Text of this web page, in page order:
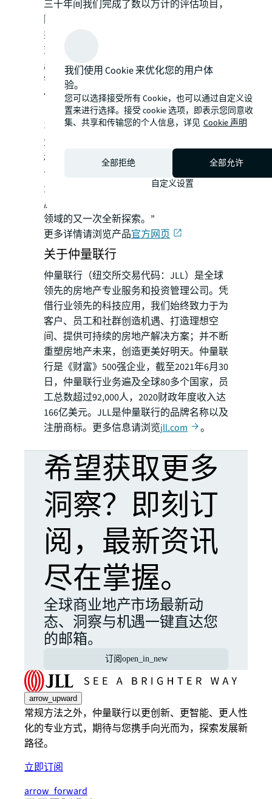
三十年间我们完成了数以万计的评估项目，
因此“臻量”开发团队对中国的房地产各资产
类型及市场趋势有了全景式宏观概览和立体
式的深度透视。我们致力于将研究结果真正
应用至业务决策，助力行业参与者实现资产
智慧管理。”
仲量联行大中华区首席执行官李倩玲表示
：“在房地产科技创新方面，仲量联行始终
引领行业数据产品新标杆，从为客户提供一
站式全方位办公楼租赁专业服务的“地产搭
档”，到近期刚发布的全国首个覆盖超过200
个城市办公楼市场信息的“睿见数据”；“臻
量”SaaS平台的面世，不仅丰富了仲量联行
房地产科技产品组合，也是公司在数据洞察
领域的又一次全新探索。”
更多详情请浏览产品官方网页
关于仲量联行
仲量联行（纽交所交易代码：JLL）是全球
领先的房地产专业服务和投资管理公司。凭
借行业领先的科技应用，我们始终致力于为
客户、员工和社群创造机遇、打造理想空
间、提供可持续的房地产解决方案；并不断
重塑房地产未来，创造更美好明天。仲量联
行是《财富》500强企业，截至2021年6月30
日，仲量联行业务遍及全球80多个国家，员
工总数超过92,000人，2020财政年度收入达
166亿美元。JLL是仲量联行的品牌名称以及
注册商标。更多信息请浏览jll.com 。
希望获取更多
洞察？即刻订
阅，最新资讯
尽在掌握。
全球商业地产市场最新动
态、洞察与机遇一键直达您
的邮箱。
订阅 open_in_new
arrow_upward
常规方法之外，仲量联行以更创新、更智能、更人性
化的专业方式，期待与您携手向光而为，探索发展新
路径。
立即订阅
arrow_forward
我们使用 Cookie 来优化您的用户体
验。
您可以选择接受所有 Cookie，也可以通过自定义设
置来进行选择。接受 cookie 选项，即表示您同意收
集、共享和传输您的个人信息，详见 Cookie 声明
全部拒绝
全部允许
自定义设置